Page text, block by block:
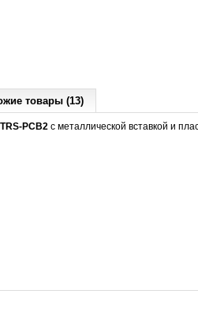
товары (13)
PCB2 c металлической вставкой и